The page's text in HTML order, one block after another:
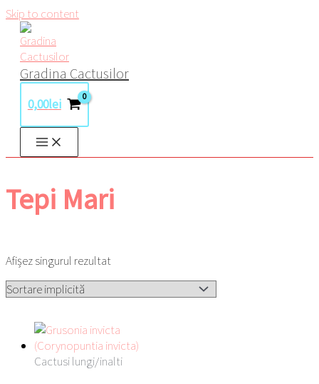
Skip to content
Gradina Cactusilor
0,00lei
Tepi Mari
Afișez singurul rezultat
Cactusi lungi/inalti